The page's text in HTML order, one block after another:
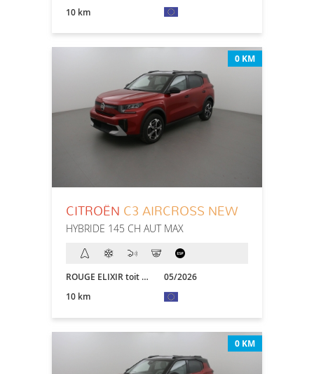
10 km
0 KM
CITROËN C3 AIRCROSS NEW
HYBRIDE 145 CH AUT MAX
ROUGE ELIXIR toit NOIR
05/2026
10 km
0 KM